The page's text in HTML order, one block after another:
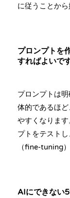
に従うことから
プロンプトを
すればよいで
プロンプトは
体的であるほ
やすくなりま
プトをテスト
（fine-tuning
AIにできない